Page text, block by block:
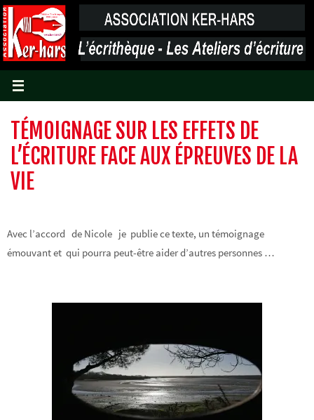
Passer
vers
le
contenu
TÉMOIGNAGE SUR LES EFFETS DE
L’ÉCRITURE FACE AUX ÉPREUVES DE LA
VIE
Avec l’accord de Nicole je publie ce texte, un témoignage
émouvant et qui pourra peut-être aider d’autres personnes …